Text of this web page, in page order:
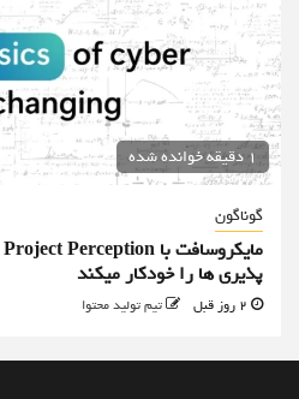
1 دقیقه خوانده شده
گوناگون
پذیری ها را خودکار میکند
تیم تولید محتوا